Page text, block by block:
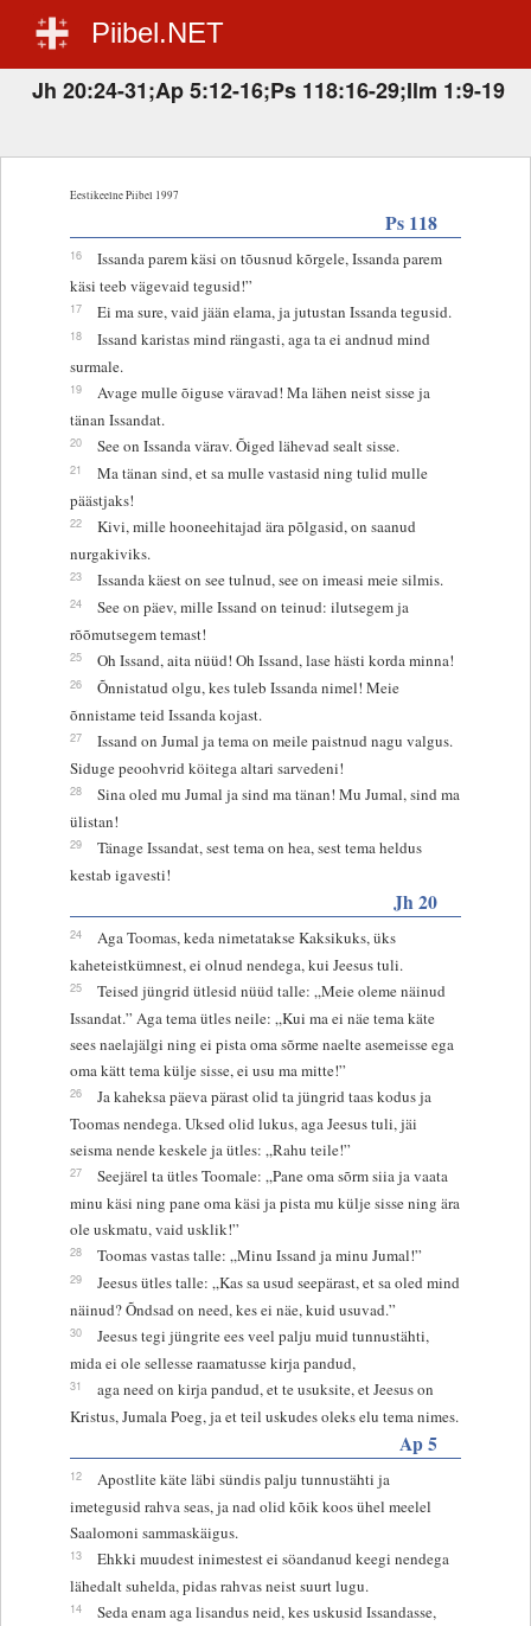
Piibel.NET
Jh 20:24-31;Ap 5:12-16;Ps 118:16-29;Ilm 1:9-19
Eestikeelne Piibel 1997
Ps 118
16
Issanda parem käsi on tõusnud kõrgele, Issanda parem
käsi teeb vägevaid tegusid!”
17 Ei ma sure, vaid jään elama, ja jutustan Issanda tegusid.
18
Issand karistas mind rängasti, aga ta ei andnud mind
surmale.
19
Avage mulle õiguse väravad! Ma lähen neist sisse ja
tänan Issandat.
20 See on Issanda värav. Õiged lähevad sealt sisse.
21
Ma tänan sind, et sa mulle vastasid ning tulid mulle
päästjaks!
22
Kivi, mille hooneehitajad ära põlgasid, on saanud
nurgakiviks.
23 Issanda käest on see tulnud, see on imeasi meie silmis.
24
See on päev, mille Issand on teinud: ilutsegem ja
rõõmutsegem temast!
25 Oh Issand, aita nüüd! Oh Issand, lase hästi korda minna!
26
Õnnistatud olgu, kes tuleb Issanda nimel! Meie
õnnistame teid Issanda kojast.
27
Issand on Jumal ja tema on meile paistnud nagu valgus.
Siduge peoohvrid köitega altari sarvedeni!
28
Sina oled mu Jumal ja sind ma tänan! Mu Jumal, sind ma
ülistan!
29
Tänage Issandat, sest tema on hea, sest tema heldus
kestab igavesti!
Jh 20
24
Aga Toomas, keda nimetatakse Kaksikuks, üks
kaheteistkümnest, ei olnud nendega, kui Jeesus tuli.
25
Teised jüngrid ütlesid nüüd talle: „Meie oleme näinud
Issandat.” Aga tema ütles neile: „Kui ma ei näe tema käte
sees naelajälgi ning ei pista oma sõrme naelte asemeisse ega
oma kätt tema külje sisse, ei usu ma mitte!”
26
Ja kaheksa päeva pärast olid ta jüngrid taas kodus ja
Toomas nendega. Uksed olid lukus, aga Jeesus tuli, jäi
seisma nende keskele ja ütles: „Rahu teile!”
27
Seejärel ta ütles Toomale: „Pane oma sõrm siia ja vaata
minu käsi ning pane oma käsi ja pista mu külje sisse ning ära
ole uskmatu, vaid usklik!”
28 Toomas vastas talle: „Minu Issand ja minu Jumal!”
29
Jeesus ütles talle: „Kas sa usud seepärast, et sa oled mind
näinud? Õndsad on need, kes ei näe, kuid usuvad.”
30
Jeesus tegi jüngrite ees veel palju muid tunnustähti,
mida ei ole sellesse raamatusse kirja pandud,
31
aga need on kirja pandud, et te usuksite, et Jeesus on
Kristus, Jumala Poeg, ja et teil uskudes oleks elu tema nimes.
Ap 5
12
Apostlite käte läbi sündis palju tunnustähti ja
imetegusid rahva seas, ja nad olid kõik koos ühel meelel
Saalomoni sammaskäigus.
13
Ehkki muudest inimestest ei söandanud keegi nendega
lähedalt suhelda, pidas rahvas neist suurt lugu.
14
Seda enam aga lisandus neid, kes uskusid Issandasse,